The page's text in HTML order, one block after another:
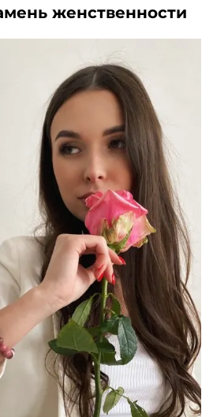
женственности